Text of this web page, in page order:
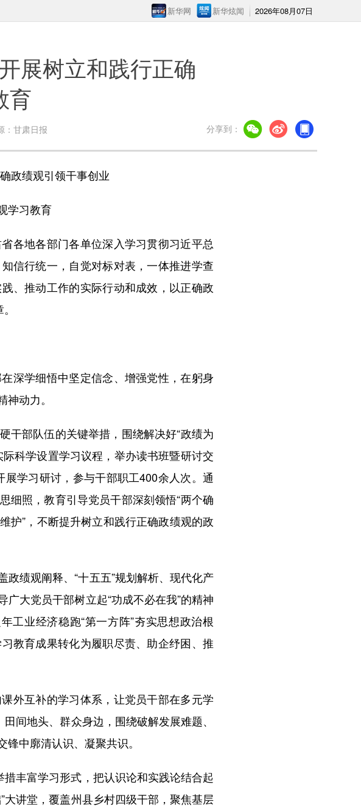
2026年08月07日
新华炫闻
新华网
展树立和践行正确
育
：甘肃日报 分享到：
政绩观引领干事创业
学习教育
地各部门各单位深入学习贯彻习近平总
信行统一，自觉对标对表，一体推进学查
、推动工作的实际行动和成效，以正确政
学细悟中坚定信念、增强党性，在躬身
动力。
部队伍的关键举措，围绕解决好“政绩为
科学设置学习议程，举办读书班暨研讨交
学习研讨，参与干部职工400余人次。通
细照，教育引导党员干部深刻领悟“两个确
护”，不断提升树立和践行正确政绩观的政
绩观阐释、“十五五”规划解析、现代化产
大党员干部树立起“功成不必在我”的精神
工业经济稳跑“第一方阵”夯实思想政治根
教育成果转化为履职尽责、助企纾困、推
互补的学习体系，让党员干部在多元学
间地头、群众身边，围绕破解发展难题、
中廓清认识、凝聚共识。
丰富学习形式，把认识论和实践论结合起
讲堂，覆盖州县乡村四级干部，聚焦基层